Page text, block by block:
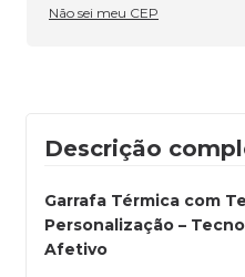
Não sei meu CEP
Descrição
Garrafa Térmica com
Personalização –
Afetivo